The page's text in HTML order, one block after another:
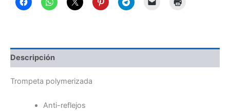
Descripción
Trompeta polymerizada
Anti-reflejos